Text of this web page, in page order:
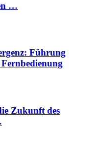
…
Führung
Zukunft des